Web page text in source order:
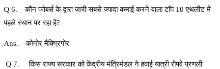
Q 6. कौन फोबर्स के द्वारा जारी सबसे ज्यादा कमाई करने वाला टॉप 10 एथलीट में
पहले स्थान पर रहा है?
Ans. कोनोर मैक्ग्रिगोर
Q 7. किस राज्य सरकार को केंद्रीय मंत्रिमंडल ने हवाई यात्री रोपवे प्रणली